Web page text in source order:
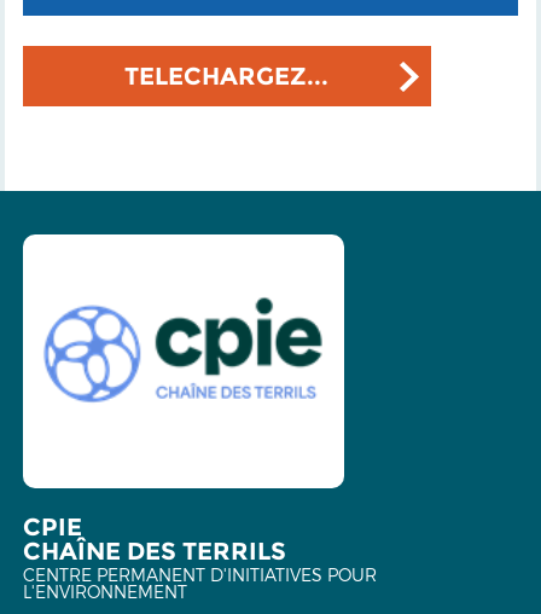
TELECHARGEZ...
CPIE
CHAÎNE DES TERRILS
CENTRE PERMANENT D'INITIATIVES POUR
L'ENVIRONNEMENT